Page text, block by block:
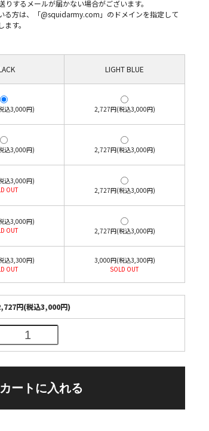
りするメールが届かない場合がございます。
る方は、「@squidarmy.com」のドメインを指定して
す。
LIGHT BLUE
込3,000円) 2,727円(税込3,000円)
込3,000円) 2,727円(税込3,000円)
込3,000円)
OUT
2,727円(税込3,000円)
込3,000円)
OUT
2,727円(税込3,000円)
込3,300円)
OUT
3,000円(税込3,300円)
SOLD OUT
円(税込3,000円)